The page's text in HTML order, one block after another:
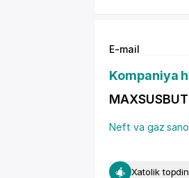
E-mail
Kompaniya
Neft va gaz
Xatolik